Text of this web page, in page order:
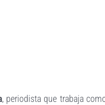
, periodista que trabaja